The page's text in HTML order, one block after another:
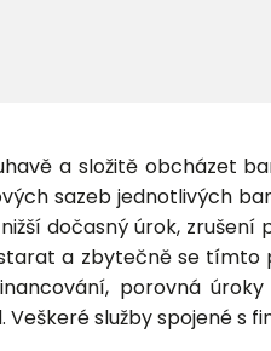
a složitě obcházet
sazeb jednotlivých
dočasný úrok,
a zbytečně se tímto
porovná
služby spojené s